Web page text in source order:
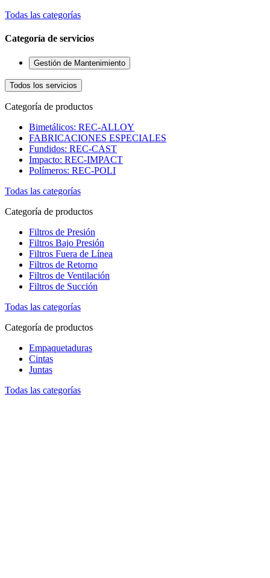
Todas las categorías
Categoría de servicios
Gestión de Mantenimiento
Todos los servicios
Categoría de productos
Bimetálicos: REC-ALLOY
FABRICACIONES ESPECIALES
Fundidos: REC-CAST
Impacto: REC-IMPACT
Polímeros: REC-POLI
Todas las categorías
Categoría de productos
Filtros de Presión
Filtros Bajo Presión
Filtros Fuera de Línea
Filtros de Retorno
Filtros de Ventilación
Filtros de Succión
Todas las categorías
Categoría de productos
Empaquetaduras
Cintas
Juntas
Todas las categorías